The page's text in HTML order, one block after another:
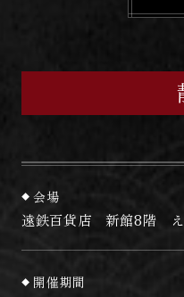
会場
遠鉄百貨店 新館8階 え
開催期間